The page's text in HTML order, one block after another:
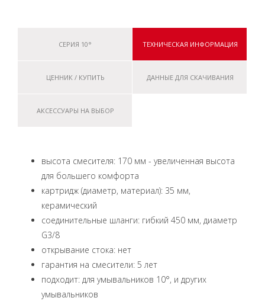
СЕРИЯ 10° ТЕХНИЧЕСКАЯ ИНФОРМАЦИЯ
ЦЕННИК / КУПИТЬ ДАННЫЕ ДЛЯ СКАЧИВАНИЯ
АКСЕССУАРЫ НА ВЫБОР
высота смесителя: 170 мм - увеличенная высота
для большего комфорта
картридж (диаметр, материал): 35 мм,
керамический
соединительные шланги: гибкий 450 мм, диаметр
G3/8
открывание стока: нет
гарантия на смесители: 5 лет
подходит: для умывальников 10°, и других
умывальников